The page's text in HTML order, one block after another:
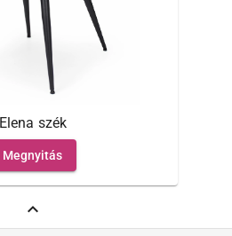
Elena szék
Megnyitás
expand_less